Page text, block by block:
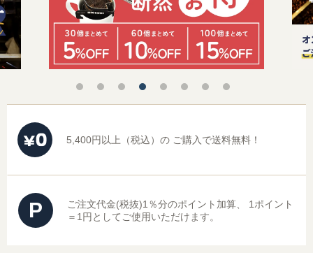
5,400円以上（税込）の ご購入で送料無料！
P ご注文代金(税抜)1％分のポイント加算、
1ポイント
＝1円としてご使用いただけます。